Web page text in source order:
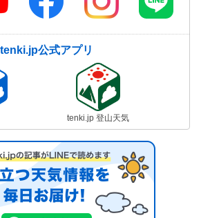
tenki.jp公式アプリ
tenki.jp 登山天気